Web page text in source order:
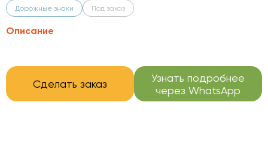
Дорожные знаки Под заказ
Описание
Сделать заказ
Узнать подробнее
через WhatsApp